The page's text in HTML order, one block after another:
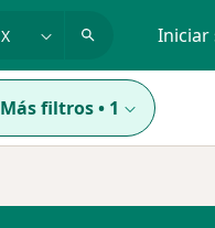
Iniciar
Más filtros• 1